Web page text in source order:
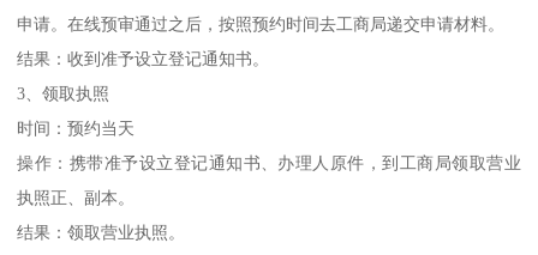
申请。在线预审通过之后，按照预约时间去工商局递交申请材料。
结果：收到准予设立登记通知书。
3、领取执照
时间：预约当天
操作：携带准予设立登记通知书、办理人原件，到工商局领取营业
执照正、副本。
结果：领取营业执照。